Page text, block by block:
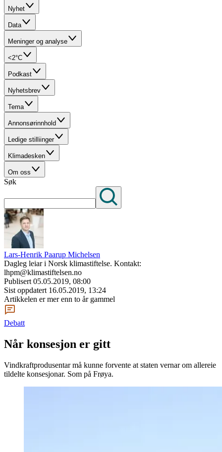
Nyhet
Data
Meninger og analyse
<2°C
Podkast
Nyhetsbrev
Tema
Annonsørinnhold
Ledige stilliinger
Klimadesken
Om oss
Søk
Lars-Henrik Paarup Michelsen
Dagleg leiar i Norsk klimastiftelse. Kontakt:
lhpm@klimastiftelsen.no
Publisert 05.05.2019, 08:00
Sist oppdatert 16.05.2019, 13:24
Artikkelen er mer enn to år gammel
Debatt
Når konsesjon er gitt
Vindkraftprodusentar må kunne forvente at staten vernar om allereie
tildelte konsesjonar. Som på Frøya.